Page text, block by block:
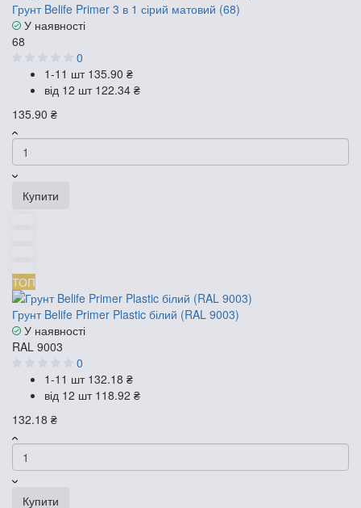
Грунт Belife Primer 3 в 1 сірий матовий (68)
У наявності
68
0
1-11 шт 135.90 ₴
від 12 шт 122.34 ₴
135.90 ₴
Купити
ТОП
Грунт Belife Primer Plastic білий (RAL 9003)
У наявності
RAL 9003
0
1-11 шт 132.18 ₴
від 12 шт 118.92 ₴
132.18 ₴
Купити